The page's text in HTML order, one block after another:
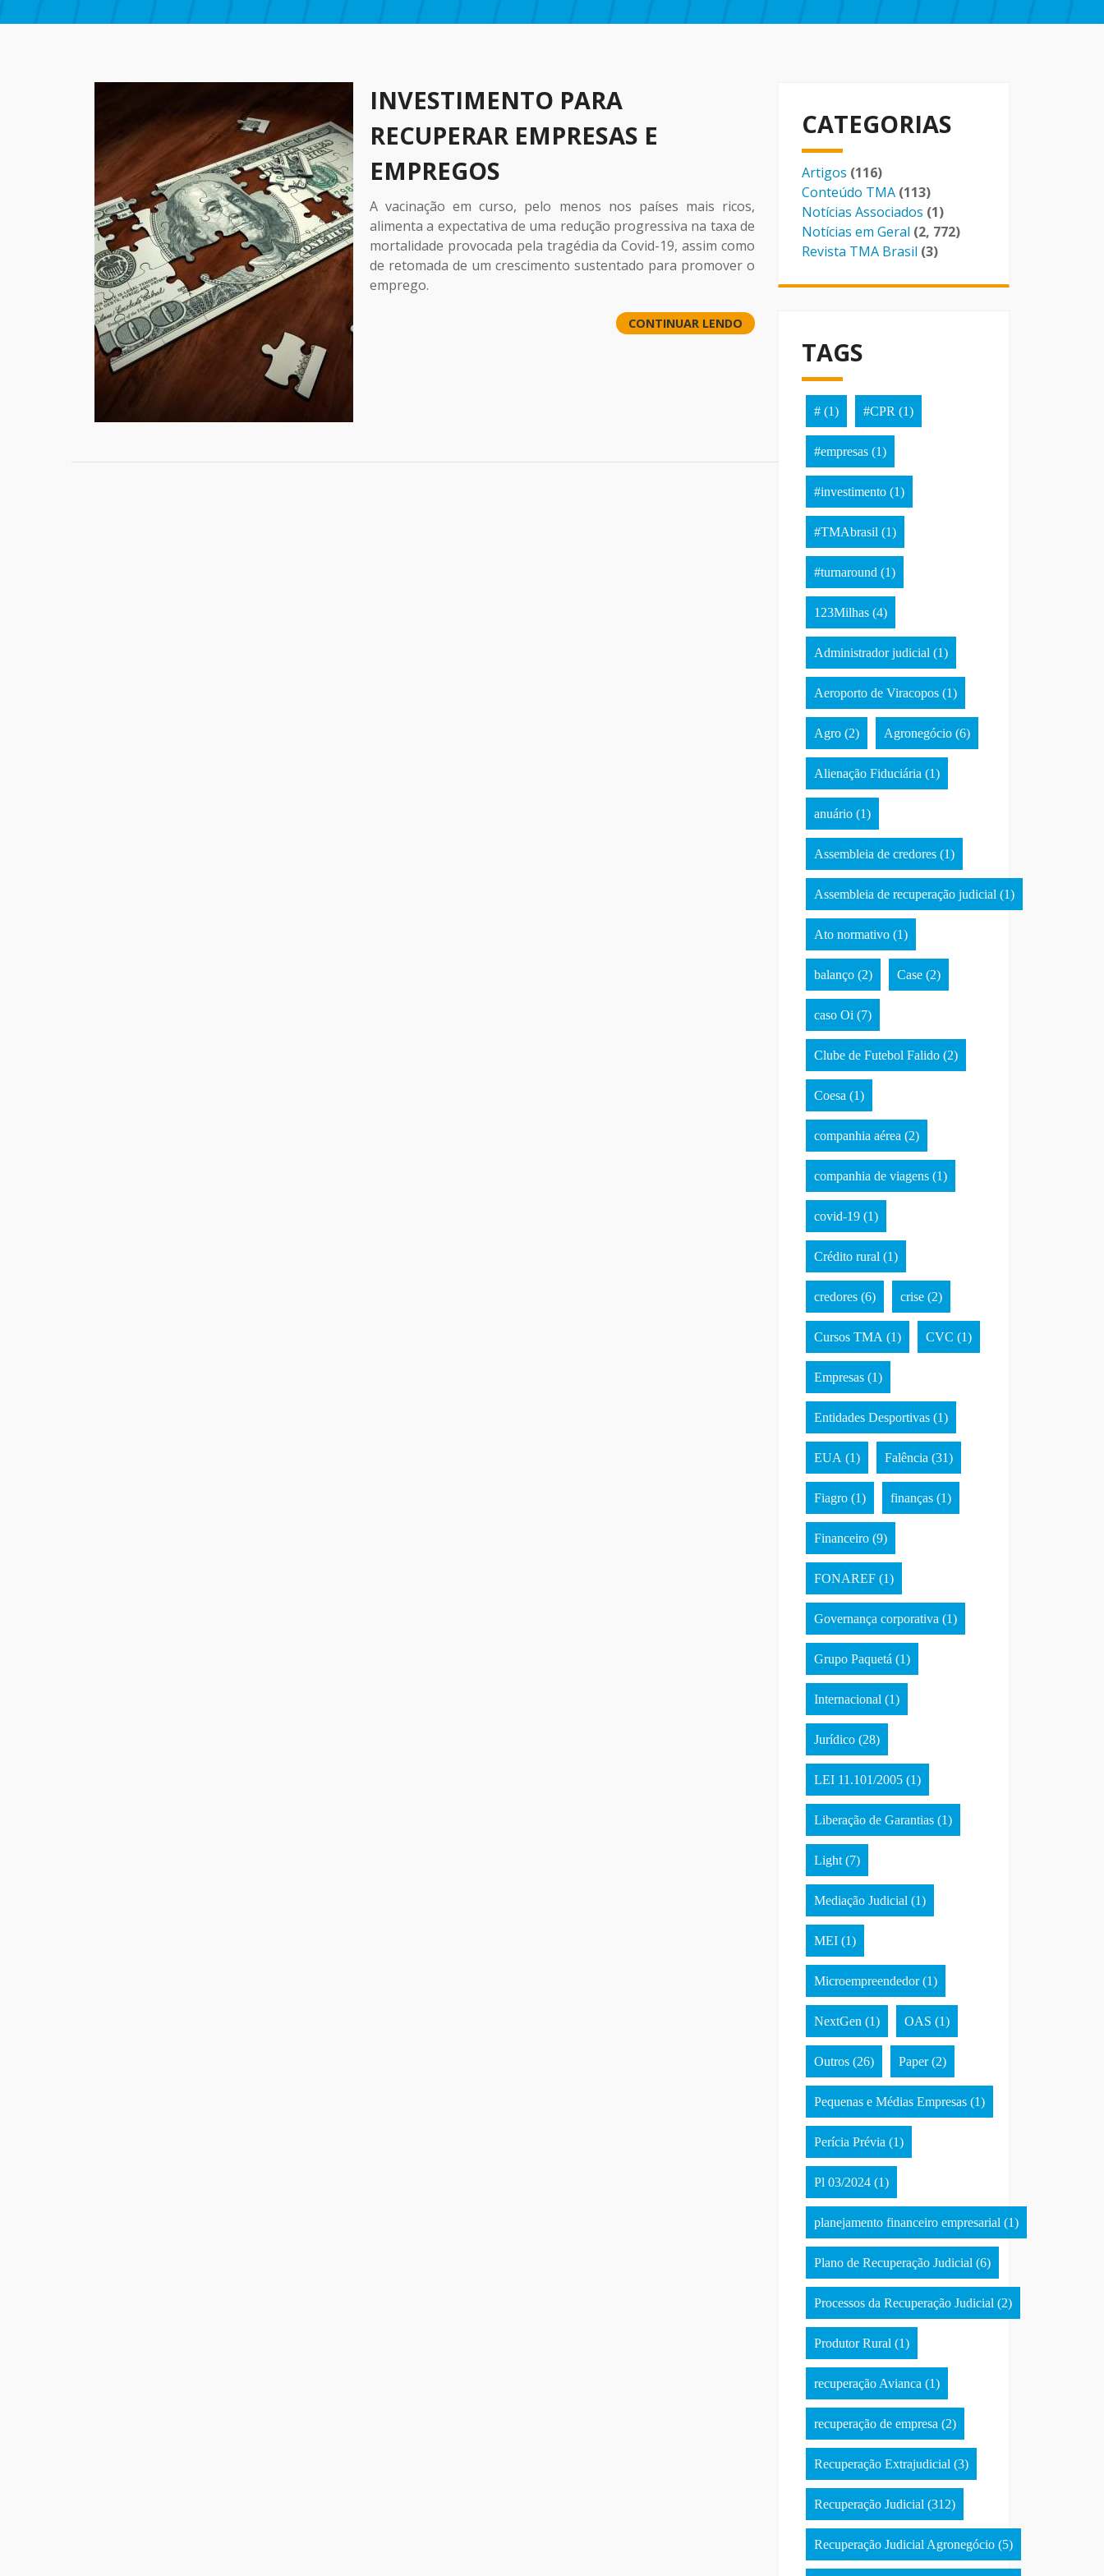
INVESTIMENTO PARA
RECUPERAR EMPRESAS E
EMPREGOS
A vacinação em curso, pelo menos nos países mais ricos,
alimenta a expectativa de uma redução progressiva na taxa de
mortalidade provocada pela tragédia da Covid-19, assim como
de retomada de um crescimento sustentado para promover o
emprego.
CONTINUAR LENDO
CATEGORIAS
Artigos (116)
Conteúdo TMA (113)
Notícias Associados (1)
Notícias em Geral (2, 772)
Revista TMA Brasil (3)
TAGS
# (1) #CPR (1)
#empresas (1)
#investimento (1)
#TMAbrasil (1)
#turnaround (1)
123Milhas (4)
Administrador judicial (1)
Aeroporto de Viracopos (1)
Agro (2) Agronegócio (6)
Alienação Fiduciária (1)
anuário (1)
Assembleia de credores (1)
Assembleia de recuperação judicial (1)
Ato normativo (1)
balanço (2) Case (2)
caso Oi (7)
Clube de Futebol Falido (2)
Coesa (1)
companhia aérea (2)
companhia de viagens (1)
covid-19 (1)
Crédito rural (1)
credores (6) crise (2)
Cursos TMA (1) CVC (1)
Empresas (1)
Entidades Desportivas (1)
EUA (1) Falência (31)
Fiagro (1) finanças (1)
Financeiro (9)
FONAREF (1)
Governança corporativa (1)
Grupo Paquetá (1)
Internacional (1)
Jurídico (28)
LEI 11.101/2005 (1)
Liberação de Garantias (1)
Light (7)
Mediação Judicial (1)
MEI (1)
Microempreendedor (1)
NextGen (1) OAS (1)
Outros (26) Paper (2)
Pequenas e Médias Empresas (1)
Perícia Prévia (1)
Pl 03/2024 (1)
planejamento financeiro empresarial (1)
Plano de Recuperação Judicial (6)
Processos da Recuperação Judicial (2)
Produtor Rural (1)
recuperação Avianca (1)
recuperação de empresa (2)
Recuperação Extrajudicial (3)
Recuperação Judicial (312)
Recuperação Judicial Agronegócio (5)